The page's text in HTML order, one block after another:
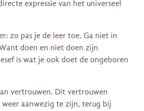
expressie van het universeel
zo pas je de leer toe. Ga niet in
doen en niet doen zijn
is wat je ook doet de ongeboren
vertrouwen. Dit vertrouwen
aanwezig te zijn, terug bij